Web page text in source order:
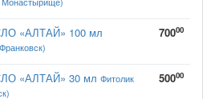
«АЛТАЙ» 100 мл 70000
«АЛТАЙ» 30 мл Фитолик
50000